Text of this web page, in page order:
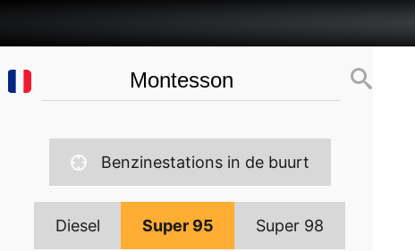
Benzinestations in de buurt
Diesel Super 95 Super 98